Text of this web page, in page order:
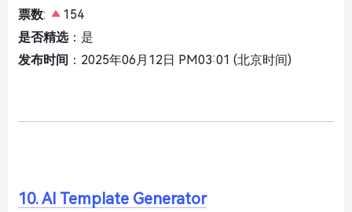
票数:
154
是否精选：是
发布时间 ：2025年06月12日 PM03:01 (北京时间)
10. AI Template Generator